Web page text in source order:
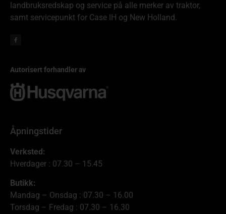
landbruksredskap og service på alle merker av traktor,
samt servicepunkt for Case IH og New Holland.
Autorisert forhandler av
Åpningstider
Verksted:
Hverdager : 07.30 – 15.45
Butikk:
Mandag – Onsdag : 07.30 – 16.00
Torsdag – Fredag : 07.30 – 16.30